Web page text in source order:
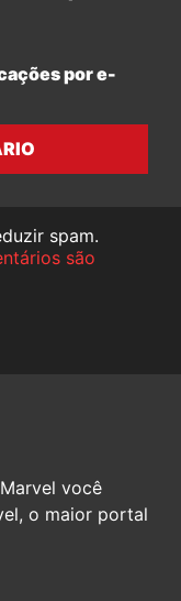
por e-
spam.
são
você
o maior portal